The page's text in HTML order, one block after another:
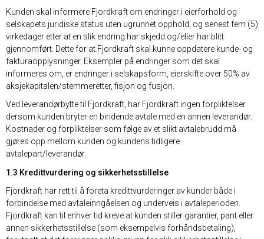
Kunden skal informere Fjordkraft om endringer i eierforhold og
selskapets juridiske status uten ugrunnet opphold, og senest fem (5)
virkedager etter at en slik endring har skjedd og/eller har blitt
gjennomført. Dette for at Fjordkraft skal kunne oppdatere kunde- og
fakturaopplysninger. Eksempler på endringer som det skal
informeres om, er endringer i selskapsform, eierskifte over 50% av
aksjekapitalen/stemmeretter, fisjon og fusjon.
Ved leverandørbytte til Fjordkraft, har Fjordkraft ingen forpliktelser
dersom kunden bryter en bindende avtale med en annen leverandør.
Kostnader og forpliktelser som følge av et slikt avtalebrudd må
gjøres opp mellom kunden og kundens tidligere
avtalepart/leverandør.
1.3 Kredittvurdering og sikkerhetsstillelse
Fjordkraft har rett til å foreta kredittvurderinger av kunder både i
forbindelse med avtaleinngåelsen og underveis i avtaleperioden.
Fjordkraft kan til enhver tid kreve at kunden stiller garantier, pant eller
annen sikkerhetsstillelse (som eksempelvis forhåndsbetaling),